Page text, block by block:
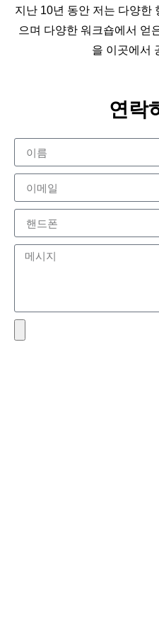
지난 10년 동안 저는 다양한
으며 다양한 워크숍에서 얻
을 이곳에서
연락